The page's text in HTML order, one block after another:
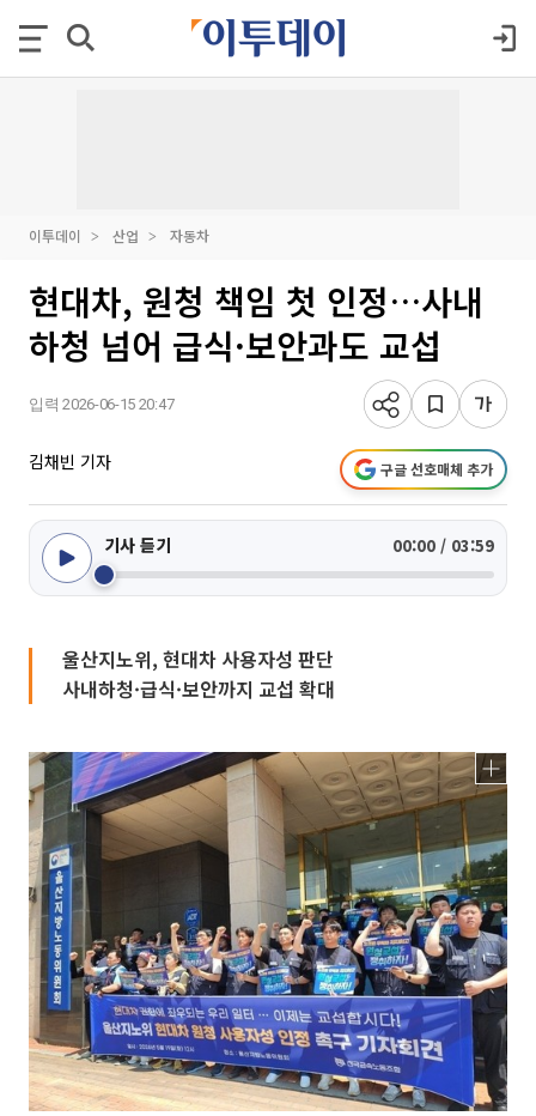
이투데이 산업 자동차
현대차, 원청 책임 첫 인정…사내
하청 넘어 급식·보안과도 교섭
입력 2026-06-15 20:47
김채빈 기자 구글 선호매체 추가
기사 듣기 00:00 / 03:59
울산지노위, 현대차 사용자성 판단
사내하청·급식·보안까지 교섭 확대